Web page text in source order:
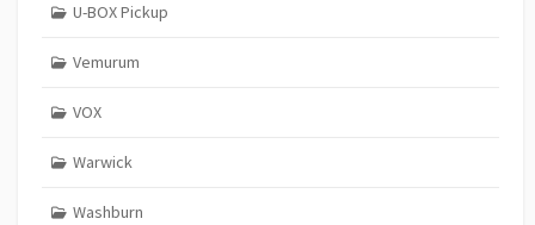
U-BOX Pickup
Vemurum
VOX
Warwick
Washburn